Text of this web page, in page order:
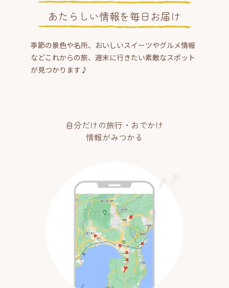
あたらしい情報を毎日お届け
季節の景色や名所、おいしいスイーツやグルメ情報
などこれからの旅、週末に行きたい素敵なスポット
が見つかります♪
自分だけの旅行・おでかけ
情報がみつかる